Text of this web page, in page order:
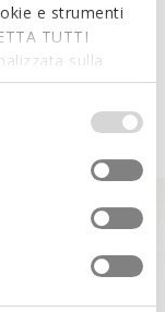
e strumenti
TUTTI
sulla
cookies ed
Per maggiori
momento le